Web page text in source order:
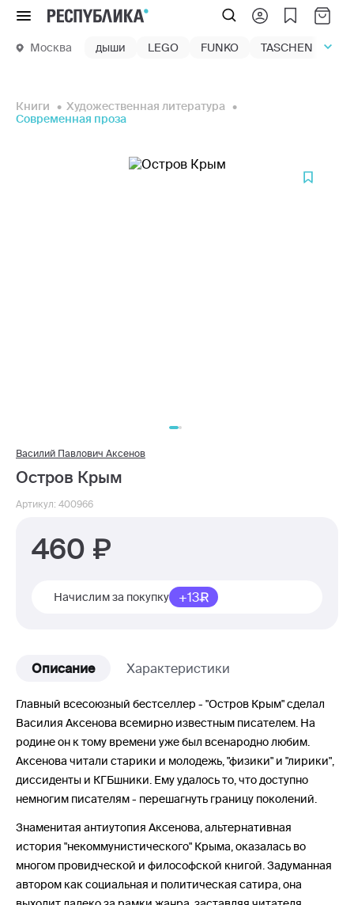
Меню
Москва дыши LEGO FUNKO TASCHEN
Книги
Художественная литература
Современная проза
Василий Павлович Аксенов
Остров Крым
Артикул: 400966
460
Начислим за покупку +13
Описание Характеристики
Главный всесоюзный бестселлер - "Остров Крым" сделал
Василия Аксенова всемирно известным писателем. На
родине он к тому времени уже был всенародно любим.
Аксенова читали старики и молодежь, "физики" и "лирики",
диссиденты и КГБшники. Ему удалось то, что доступно
немногим писателям - перешагнуть границу поколений.
Знаменитая антиутопия Аксенова, альтернативная
история "некоммунистического" Крыма, оказалась во
многом провидческой и философской книгой. Задуманная
автором как социальная и политическая сатира, она